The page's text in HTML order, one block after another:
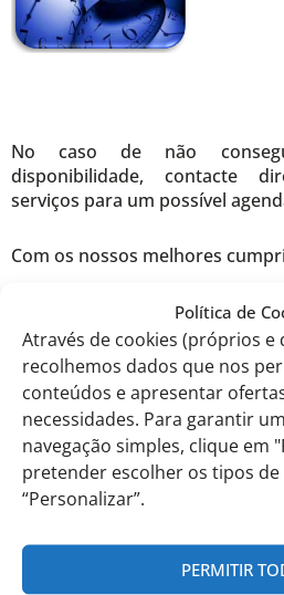
Política de
Através de cookies (próprios e
recolhemos dados que nos
conteúdos e apresentar
necessidades. Para garantir
navegação simples, clique em
pretender escolher os tipos de
“Personalizar”.
PERMITIR
No caso de não
disponibilidade, contacte
serviços para um possível
Com os nossos melhores
EITV, 22 de março de 2024.
A Diretora do Currículo Nacional
Diana de Frias
Comunicados